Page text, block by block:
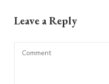
Leave a Reply